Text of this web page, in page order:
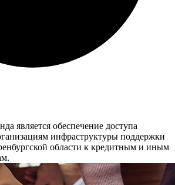
является обеспечение доступа
инфраструктуры поддержки
области к кредитным и иным